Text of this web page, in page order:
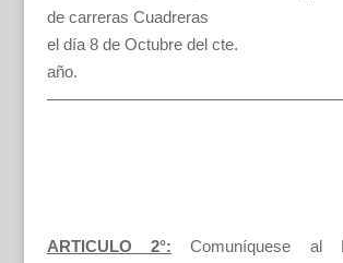
de carreras Cuadreras
el día 8 de Octubre del cte.
año.
ARTICULO 2°: Comuníquese al